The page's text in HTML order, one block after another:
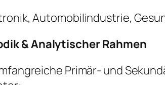
Automobilindustrie,
& Analytischer Rahmen
Primär- und